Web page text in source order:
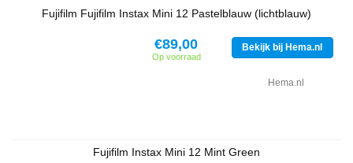
Fujifilm Fujifilm Instax Mini 12 Pastelblauw (lichtblauw)
€89,00
Op voorraad
Bekijk bij Hema.nl
Hema.nl
Fujifilm Instax Mini 12 Mint Green